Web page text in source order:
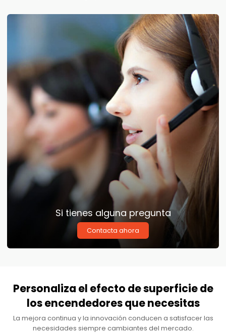
Si tienes alguna pregunta
Contacta ahora
Personaliza el efecto de superficie de
los encendedores que necesitas
La mejora continua y la innovación conducen a satisfacer las
necesidades siempre cambiantes del mercado.